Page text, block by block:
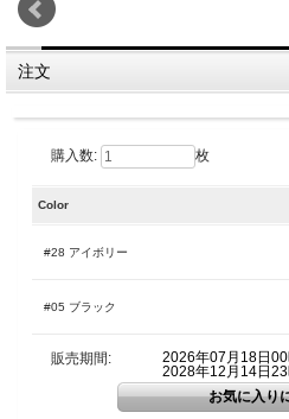
注文
購入数: 枚
Color
#28 アイボリー
#05 ブラック
販売期間:
2026年07月18日
2028年12月14日